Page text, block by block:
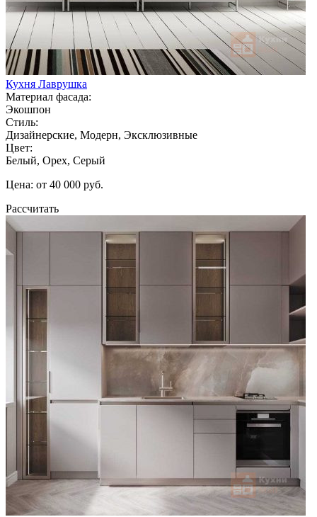
Кухня Лаврушка
Материал фасада:
Экошпон
Стиль:
Дизайнерские, Модерн, Эксклюзивные
Цвет:
Белый, Орех, Серый
Цена: от 40 000 руб.
Рассчитать